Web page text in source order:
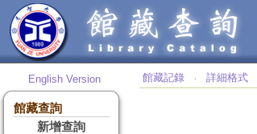
English Version
館藏查詢
新增查詢
館藏記錄 ‧ 詳細格式